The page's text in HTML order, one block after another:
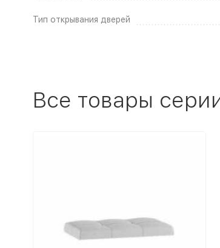
Тип открывания дверей
Все товары